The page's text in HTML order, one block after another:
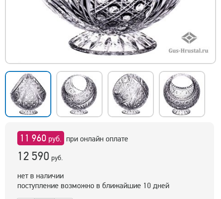
11 960 руб. при онлайн оплате
12 590 руб.
нет в наличии
поступление возможно в ближайшие 10 дней